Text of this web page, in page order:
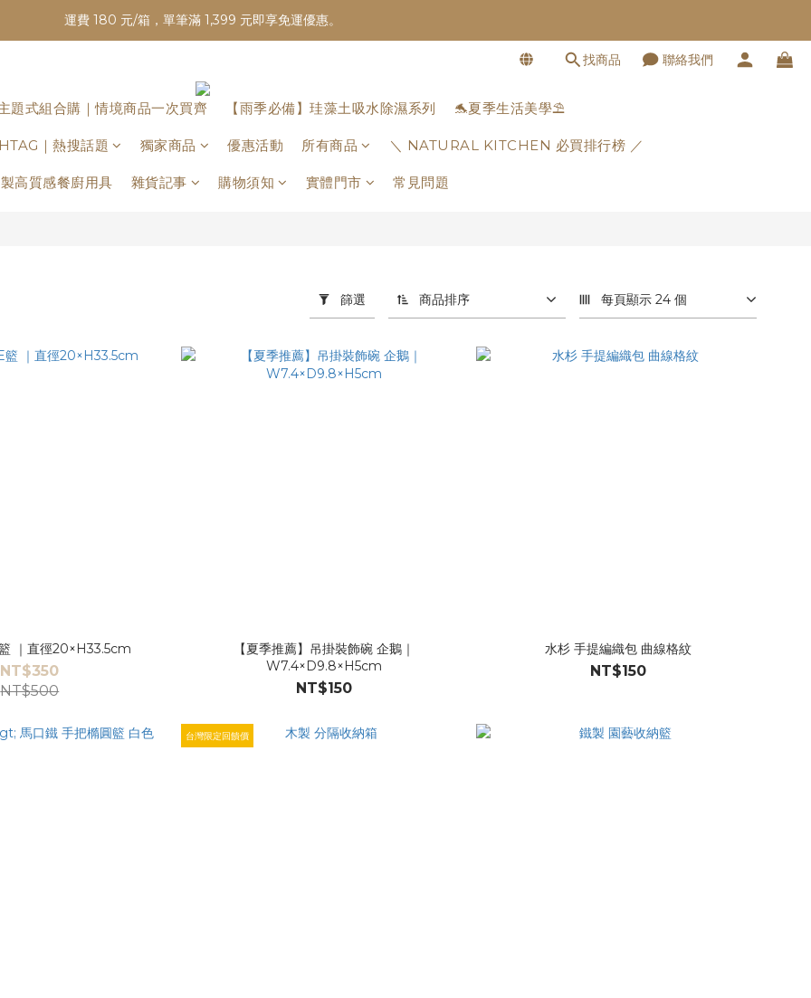
運費 180 元/箱，單筆滿 1,399 元即享免運優惠。
找商品 聯絡我們
題式組合購｜情境商品一次買齊 【雨季必備】珪藻土吸水除濕系列 🐬夏季生活美學⛱️
｜熱搜話題 獨家商品 優惠活動 所有商品 ＼ NATURAL KITCHEN 必買排行榜 ／
高質感餐廚用具 雜貨記事 購物須知 實體門市 常見問題
篩選 商品排序 每頁顯示 24 個
｜直徑20×H33.5cm
NT$350
NT$500
【夏季推薦】吊掛裝飾碗 企鵝｜
W7.4×D9.8×H5cm
NT$150
水杉 手提編織包 曲線格紋
NT$150
台灣限定回饋價